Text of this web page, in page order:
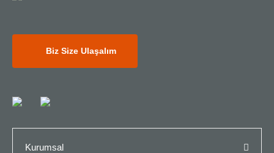
Biz Size Ulaşalım
Kurumsal